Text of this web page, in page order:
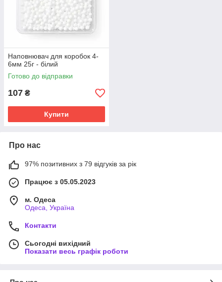
Наповнювач для коробок 4-
6мм 25г - білий
Готово до відправки
107 ₴
Купити
Про нас
97% позитивних з 79 відгуків за рік
Працює з 05.05.2023
м. Одеса
Одеса, Україна
Контакти
Сьогодні вихідний
Показати весь графік роботи